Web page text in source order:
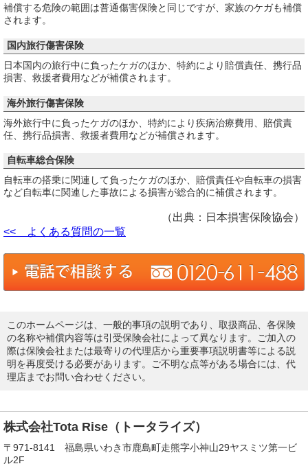
補償する危険の範囲は普通傷害保険と同じですが、家族のケガも補償
されます。
国内旅行傷害保険
日本国内の旅行中に負ったケガのほか、特約により賠償責任、携行品
損害、救援者費用などが補償されます。
海外旅行傷害保険
海外旅行中に負ったケガのほか、特約により疾病治療費用、賠償責
任、携行品損害、救援者費用などが補償されます。
自転車総合保険
自転車の搭乗に関連して負ったケガのほか、賠償責任や自転車の損害
など自転車に関連した事故による損害が総合的に補償されます。
（出典：日本損害保険協会）
<< よくある質問の一覧
このホームページは、一般的事項の説明であり、取扱商品、各保険
の名称や補償内容等は引受保険会社によって異なります。ご加入の
際は保険会社または最寄りの代理店から重要事項説明書等による説
明を再度受ける必要があります。ご不明な点等がある場合には、代
理店までお問い合わせください。
株式会社Tota Rise（トータライズ）
〒971-8141 福島県いわき市鹿島町走熊字小神山29ヤスミツ第一ビ
ル2F